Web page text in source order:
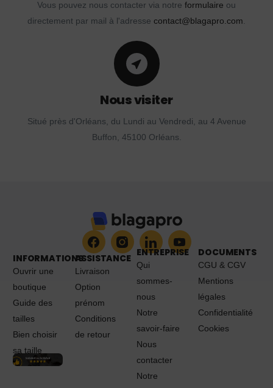
Vous pouvez nous contacter via notre formulaire ou
directement par mail à l'adresse contact@blagapro.com.
Nous visiter
Situé près d'Orléans, du Lundi au Vendredi, au 4 Avenue
Buffon, 45100 Orléans.
INFORMATIONS
Ouvrir une
boutique
Guide des
tailles
Bien choisir
sa taille
ASSISTANCE
Livraison
Option
prénom
Conditions
de retour
ENTREPRISE
Qui
sommes-
nous
Notre
savoir-faire
Nous
contacter
Notre
DOCUMENTS
CGU & CGV
Mentions
légales
Confidentialité
Cookies